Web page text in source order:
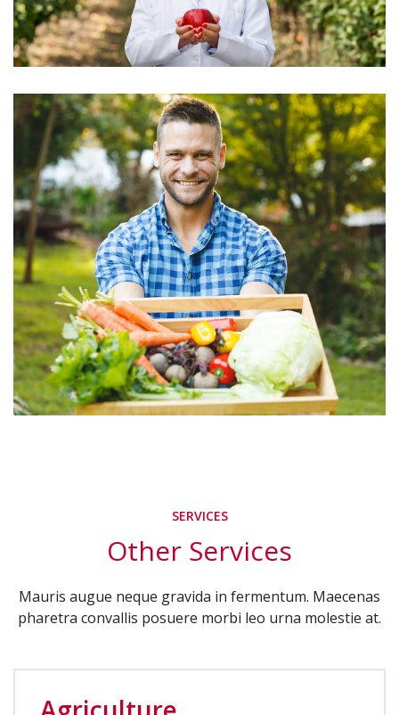
SERVICES
Other Services
Mauris augue neque gravida in fermentum. Maecenas
pharetra convallis posuere morbi leo urna molestie at.